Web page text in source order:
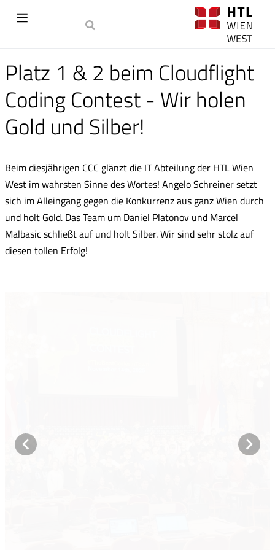
Platz 1 & 2 beim Cloudflight
Coding Contest - Wir holen
Gold und Silber!
Beim diesjährigen CCC glänzt die IT Abteilung der HTL Wien
West im wahrsten Sinne des Wortes! Angelo Schreiner setzt
sich im Alleingang gegen die Konkurrenz aus ganz Wien durch
und holt Gold. Das Team um Daniel Platonov und Marcel
Malbasic schließt auf und holt Silber. Wir sind sehr stolz auf
diesen tollen Erfolg!